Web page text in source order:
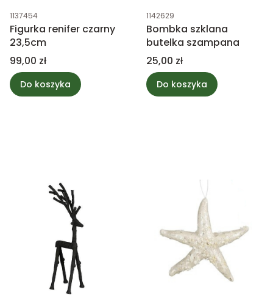
Kod produktu
1137454
Figurka renifer czarny
23,5cm
Cena
99,00 zł
Do koszyka
Kod produktu
1142629
Bombka szklana
butelka szampana
Cena
25,00 zł
Do koszyka